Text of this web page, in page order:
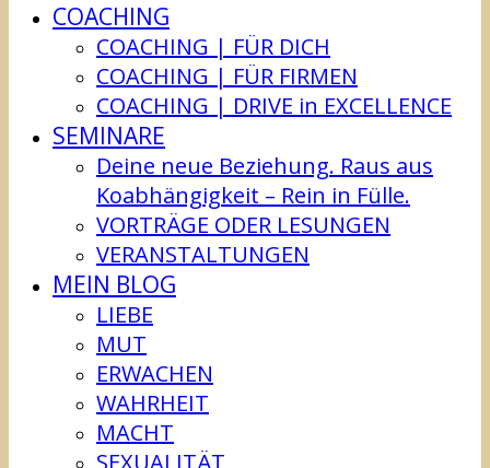
COACHING
COACHING | FÜR DICH
COACHING | FÜR FIRMEN
COACHING | DRIVE in EXCELLENCE
SEMINARE
Deine neue Beziehung. Raus aus
Koabhängigkeit – Rein in Fülle.
VORTRÄGE ODER LESUNGEN
VERANSTALTUNGEN
MEIN BLOG
LIEBE
MUT
ERWACHEN
WAHRHEIT
MACHT
SEXUALITÄT